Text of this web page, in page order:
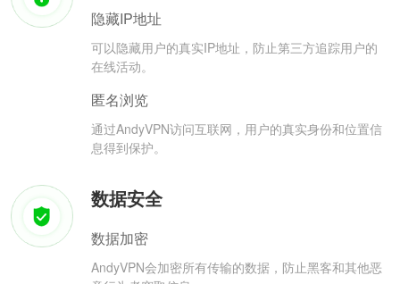
隐藏IP地址
可以隐藏用户的真实IP地址，防止第三方追踪用户的
在线活动。
匿名浏览
通过AndyVPN访问互联网，用户的真实身份和位置信
息得到保护。
数据安全
数据加密
AndyVPN会加密所有传输的数据，防止黑客和其他恶